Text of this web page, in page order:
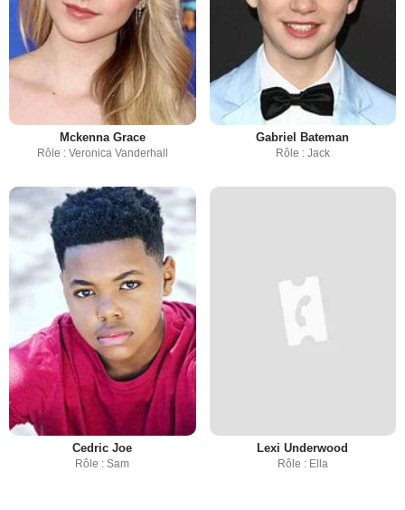
Mckenna Grace
Rôle : Veronica Vanderhall
Gabriel Bateman
Rôle : Jack
Cedric Joe
Rôle : Sam
Lexi Underwood
Rôle : Ella